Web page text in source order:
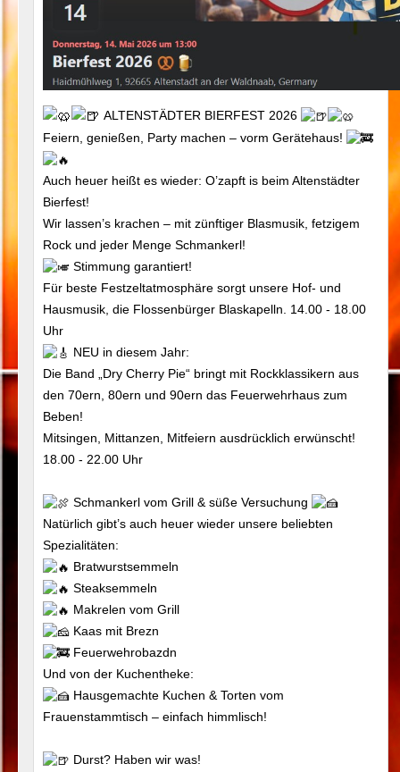
ALTENSTÄDTER BIERFEST 2026
Feiern, genießen, Party machen – vorm Gerätehaus!
Auch heuer heißt es wieder: O’zapft is beim Altenstädter
Bierfest!
Wir lassen’s krachen – mit zünftiger Blasmusik, fetzigem
Rock und jeder Menge Schmankerl!
Stimmung garantiert!
Für beste Festzeltatmosphäre sorgt unsere Hof- und
Hausmusik, die Flossenbürger Blaskapelln. 14.00 - 18.00
Uhr
NEU in diesem Jahr:
Die Band „Dry Cherry Pie“ bringt mit Rockklassikern aus
den 70ern, 80ern und 90ern das Feuerwehrhaus zum
Beben!
Mitsingen, Mittanzen, Mitfeiern ausdrücklich erwünscht!
18.00 - 22.00 Uhr
Schmankerl vom Grill & süße Versuchung
Natürlich gibt’s auch heuer wieder unsere beliebten
Spezialitäten:
Bratwurstsemmeln
Steaksemmeln
Makrelen vom Grill
Kaas mit Brezn
Feuerwehrobazdn
Und von der Kuchentheke:
Hausgemachte Kuchen & Torten vom
Frauenstammtisch – einfach himmlisch!
Durst? Haben wir was!